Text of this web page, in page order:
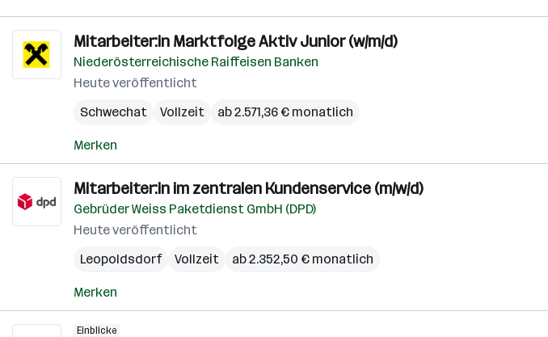
Mitarbeiter:in Marktfolge Aktiv Junior (w/m/d)
Niederösterreichische Raiffeisen Banken
Heute veröffentlicht
Schwechat
Vollzeit ab 2.571,36 € monatlich
Merken
Mitarbeiter:in im zentralen Kundenservice (m/w/d)
Gebrüder Weiss Paketdienst GmbH (DPD)
Heute veröffentlicht
Leopoldsdorf
Vollzeit ab 2.352,50 € monatlich
Merken
Einblicke